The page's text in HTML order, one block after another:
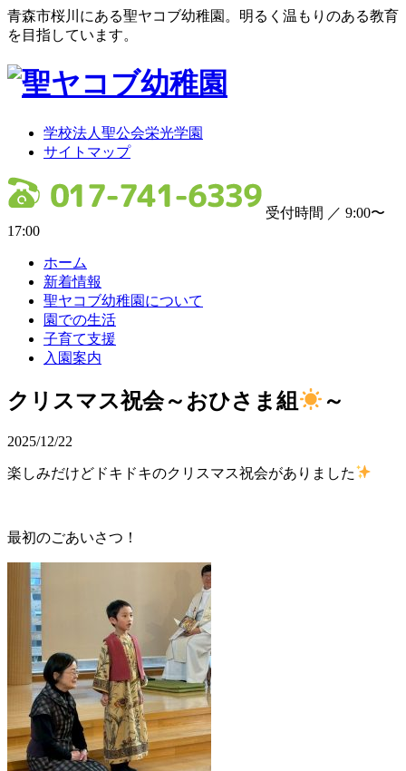
青森市桜川にある聖ヤコブ幼稚園。明るく温もりのある教育
を目指しています。
学校法人聖公会栄光学園
サイトマップ
受付時間 ／ 9:00〜
17:00
ホーム
新着情報
聖ヤコブ幼稚園について
園での生活
子育て支援
入園案内
クリスマス祝会～おひさま組 ～
2025/12/22
楽しみだけどドキドキのクリスマス祝会がありました
最初のごあいさつ！